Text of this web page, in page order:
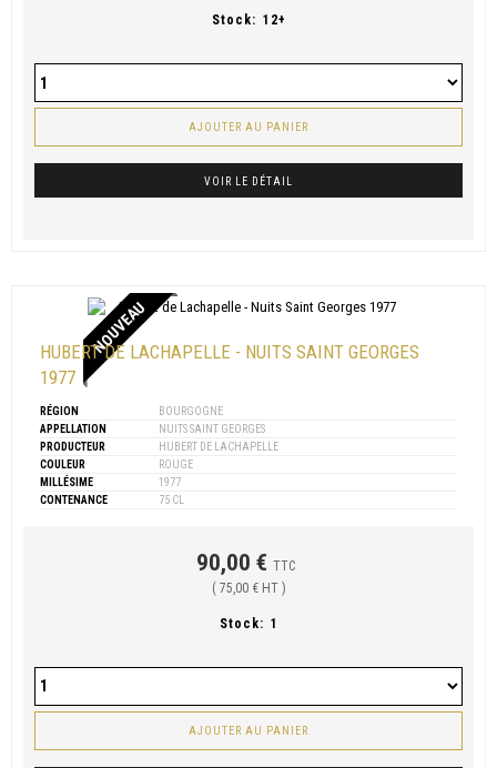
Stock: 12+
AJOUTER AU PANIER
VOIR LE DÉTAIL
NOUVEAU
HUBERT DE LACHAPELLE - NUITS SAINT GEORGES
1977
RÉGION
BOURGOGNE
APPELLATION
NUITS SAINT GEORGES
PRODUCTEUR
HUBERT DE LACHAPELLE
COULEUR
ROUGE
MILLÉSIME
1977
CONTENANCE
75 CL
90,00 € TTC
( 75,00 € HT )
Stock: 1
AJOUTER AU PANIER